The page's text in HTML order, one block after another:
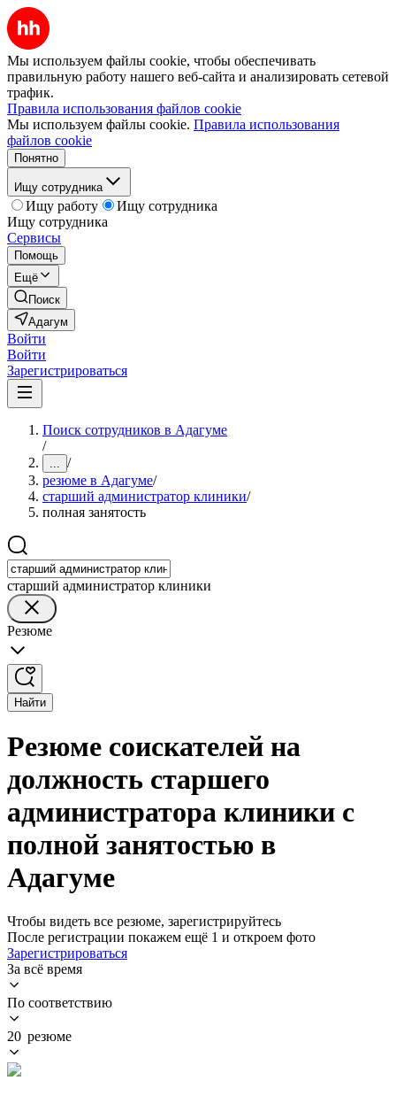
Мы используем файлы cookie, чтобы обеспечивать
правильную работу нашего веб-сайта и анализировать сетевой
трафик.
Правила использования файлов cookie
Мы используем файлы cookie. Правила использования
файлов cookie
Понятно
Ищу сотрудника
Ищу работу
Ищу сотрудника
Ищу сотрудника
Сервисы
Помощь
Ещё
Поиск
Адагум
Войти
Войти
Зарегистрироваться
Поиск сотрудников в Адагуме
/
... /
резюме в Адагуме/
старший администратор клиники/
полная занятость
старший администратор клиники
Резюме
Найти
Резюме соискателей на
должность старшего
администратора клиники с
полной занятостью в
Адагуме
Чтобы видеть все резюме, зарегистрируйтесь
После регистрации покажем ещё 1 и откроем фото
Зарегистрироваться
За всё время
По соответствию
20 резюме